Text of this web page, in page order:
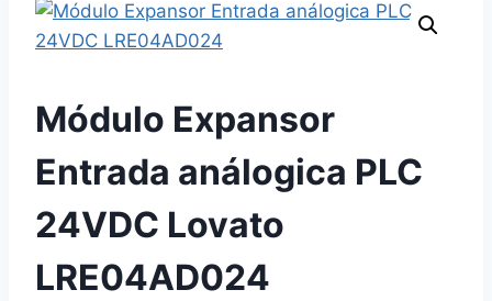
Módulo Expansor
Entrada análogica PLC
24VDC Lovato
LRE04AD024